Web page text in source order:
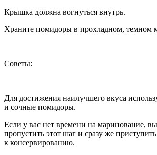
Крышка должна вогнуться внутрь.
Храните помидоры в прохладном, темном
Советы:
Для достижения наилучшего вкуса
и сочные помидоры.
Если у вас нет времени на маринование,
пропустить этот шаг и сразу же приступить
к консервированию.